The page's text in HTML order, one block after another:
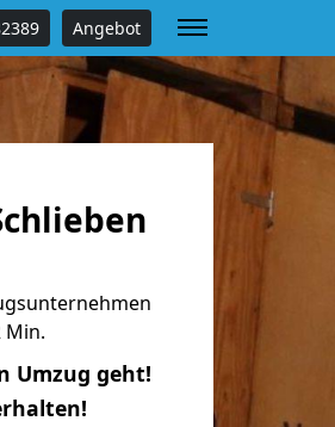
Angebot
Min.
Umzug geht!